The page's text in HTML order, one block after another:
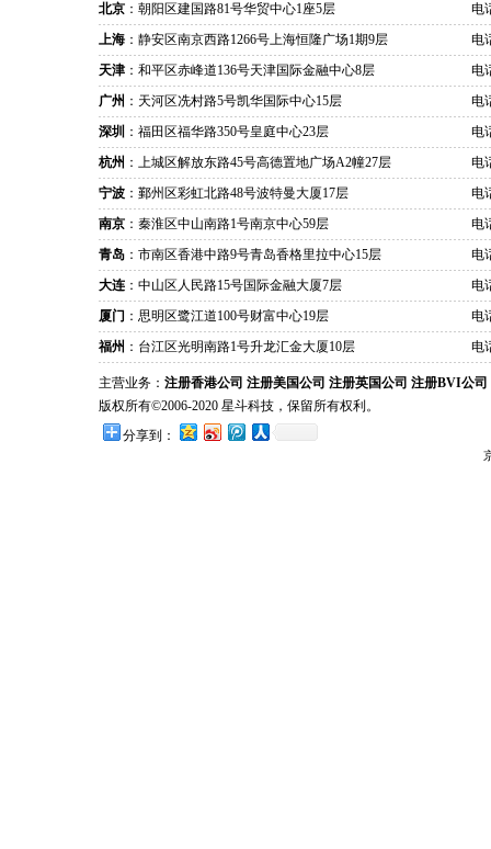
北京 ：朝阳区建国路81号华贸中心1座5层
电
上海 ：静安区南京西路1266号上海恒隆广场1期9层
电
天津 ：和平区赤峰道136号天津国际金融中心8层
电
广州 ：天河区冼村路5号凯华国际中心15层
电
深圳 ：福田区福华路350号皇庭中心23层
电
杭州 ：上城区解放东路45号高德置地广场A2幢27层
电
宁波 ：鄞州区彩虹北路48号波特曼大厦17层
电
南京 ：秦淮区中山南路1号南京中心59层
电
青岛 ：市南区香港中路9号青岛香格里拉中心15层
电
大连 ：中山区人民路15号国际金融大厦7层
电
厦门 ：思明区鹭江道100号财富中心19层
电
福州 ：台江区光明南路1号升龙汇金大厦10层 电
主营业务： 注册香港公司 注册美国公司 注册英国公司 注册BVI公司
版权所有©2006-2020 星斗科技，保留所有权利。
分享到：